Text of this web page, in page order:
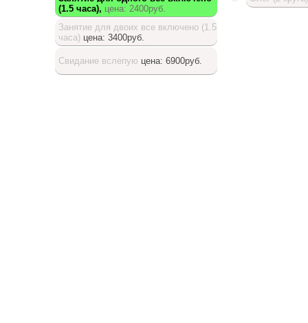
(1.5 часа), цена: 2400руб.
Занятие для двоих все включено (1.5
часа)цена: 3400руб.
Свидание вслепую цена: 6900руб.